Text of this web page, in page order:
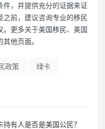
件，并提供充分的证据来证
之前，建议咨询专业的移民
更多关于美国移民、美国
他页面。
政策 绿卡
有人是否是美国公民？